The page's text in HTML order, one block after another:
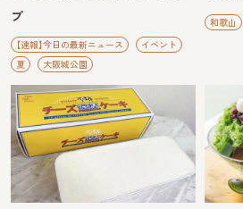
プ
【速報】今日の最新ニュース
イベント
夏
大阪城公園
和歌山